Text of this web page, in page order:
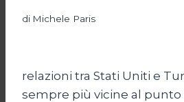
di Michele Paris
relazioni tra Stati Uniti e
sempre più vicine al